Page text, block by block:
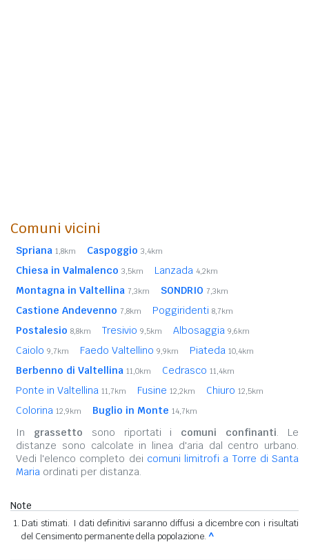
Comuni vicini
Spriana 1,8km Caspoggio 3,4km
Chiesa in Valmalenco 3,5km Lanzada 4,2km
Montagna in Valtellina 7,3km SONDRIO 7,3km
Castione Andevenno 7,8km Poggiridenti 8,7km
Postalesio 8,8km Tresivio 9,5km Albosaggia 9,6km
Caiolo 9,7km Faedo Valtellino 9,9km Piateda 10,4km
Berbenno di Valtellina 11,0km Cedrasco 11,4km
Ponte in Valtellina 11,7km Fusine 12,2km Chiuro 12,5km
Colorina 12,9km Buglio in Monte 14,7km
In grassetto sono riportati i comuni confinanti. Le
distanze sono calcolate in linea d'aria dal centro urbano.
Vedi l'elenco completo dei comuni limitrofi a Torre di Santa
Maria ordinati per distanza.
Note
Dati stimati. I dati definitivi saranno diffusi a dicembre con i risultati
del Censimento permanente della popolazione. ^